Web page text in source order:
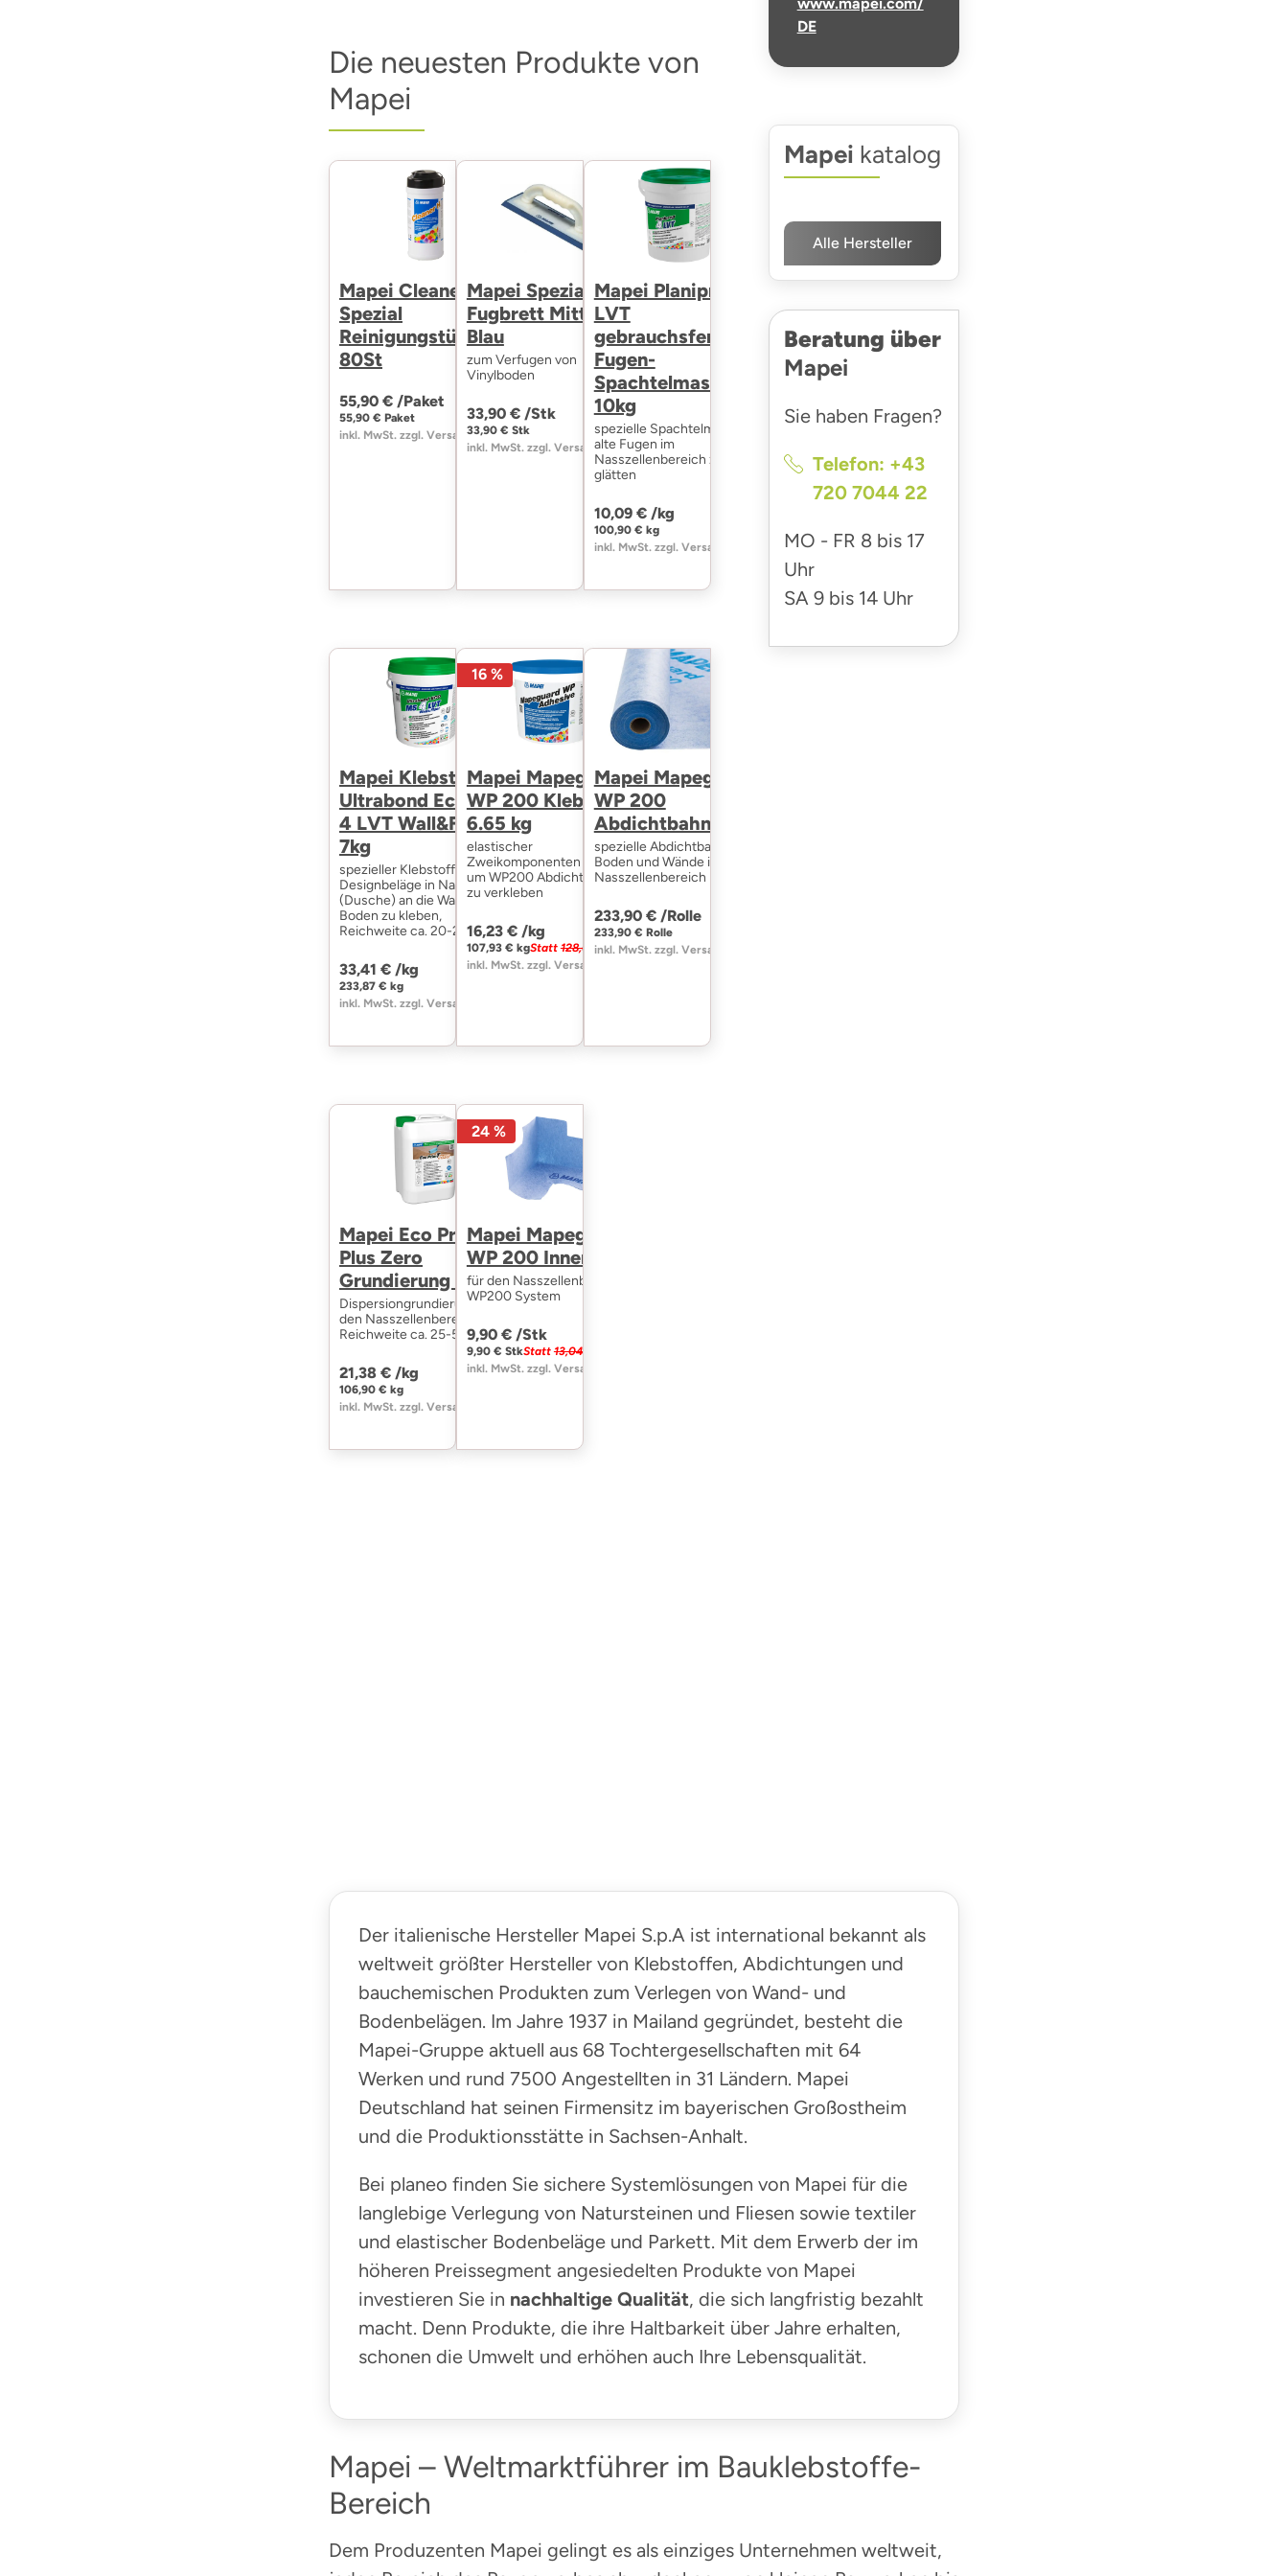
DE
Die neuesten Produkte von
Mapei
Mapei Cleaner H
Spezial
Reinigungstücher -
80St
55,90 € /Paket
55,90 € Paket
inkl. MwSt. zzgl. Versand
Mapei Spezial
Fugbrett Mittel
Blau
zum Verfugen von
Vinylboden
33,90 € /Stk
33,90 € Stk
inkl. MwSt. zzgl. Versand
Mapei Planiprep 4
LVT
gebrauchsfertige
Fugen-
Spachtelmasse
10kg
spezielle Spachtelmasse um
alte Fugen im
Nasszellenbereich zu
glätten
10,09 € /kg
100,90 € kg
inkl. MwSt. zzgl. Versand
Mapei Klebstoff
Ultrabond Eco MS
4 LVT Wall&Floor -
7kg
spezieller Klebstoff um
Designbeläge in Nasszellen
(Dusche) an die Wand oder
Boden zu kleben,
Reichweite ca. 20-28m²
33,41 € /kg
233,87 € kg
inkl. MwSt. zzgl. Versand
16 %
Mapei Mapeguard
WP 200 Klebstoff
6.65 kg
elastischer
Zweikomponenten Mörtel
um WP200 Abdichtbahnen
zu verkleben
16,23 € /kg
107,93 € kgStatt128,69 €
inkl. MwSt. zzgl. Versand
Mapei Mapeguard
WP 200
Abdichtbahn 10m
spezielle Abdichtbahn für
Boden und Wände im
Nasszellenbereich
233,90 € /Rolle
233,90 € Rolle
inkl. MwSt. zzgl. Versand
Mapei Eco Prim T
Plus Zero
Grundierung 5kg
Dispersiongrundierung für
den Nasszellenbereich,
Reichweite ca. 25-50m²
21,38 € /kg
106,90 € kg
inkl. MwSt. zzgl. Versand
24 %
Mapei Mapeguard
WP 200 Innenecke
für den Nasszellenbereich -
WP200 System
9,90 € /Stk
9,90 € StkStatt13,04 €
inkl. MwSt. zzgl. Versand
Mapei katalog
Alle Hersteller
Beratung über
Mapei
Sie haben Fragen?
Telefon: +43
720 7044 22
MO - FR 8 bis 17
Uhr
SA9 bis 14 Uhr
Der italienische Hersteller Mapei S.p.A ist international bekannt als
weltweit größter Hersteller von Klebstoffen, Abdichtungen und
bauchemischen Produkten zum Verlegen von Wand- und
Bodenbelägen. Im Jahre 1937 in Mailand gegründet, besteht die
Mapei-Gruppe aktuell aus 68 Tochtergesellschaften mit 64
Werken und rund 7500 Angestellten in 31 Ländern. Mapei
Deutschland hat seinen Firmensitz im bayerischen Großostheim
und die Produktionsstätte in Sachsen-Anhalt.
Bei planeo finden Sie sichere Systemlösungen von Mapei für die
langlebige Verlegung von Natursteinen und Fliesen sowie textiler
und elastischer Bodenbeläge und Parkett. Mit dem Erwerb der im
höheren Preissegment angesiedelten Produkte von Mapei
investieren Sie in nachhaltige Qualität, die sich langfristig bezahlt
macht. Denn Produkte, die ihre Haltbarkeit über Jahre erhalten,
schonen die Umwelt und erhöhen auch Ihre Lebensqualität.
Mapei – Weltmarktführer im Bauklebstoffe-
Bereich
Dem Produzenten Mapei gelingt es als einziges Unternehmen weltweit,